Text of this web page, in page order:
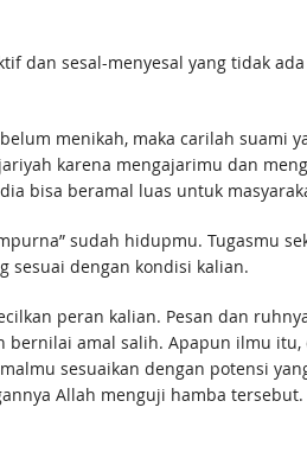
dan sesal-menyesal yang tidak
menikah, maka carilah suami
karena mengajarimu dan
bisa beramal luas untuk
sudah hidupmu. Tugasmu
sesuai dengan kondisi kalian.
peran kalian. Pesan dan
amal salih. Apapun ilmu
sesuaikan dengan potensi
Allah menguji hamba